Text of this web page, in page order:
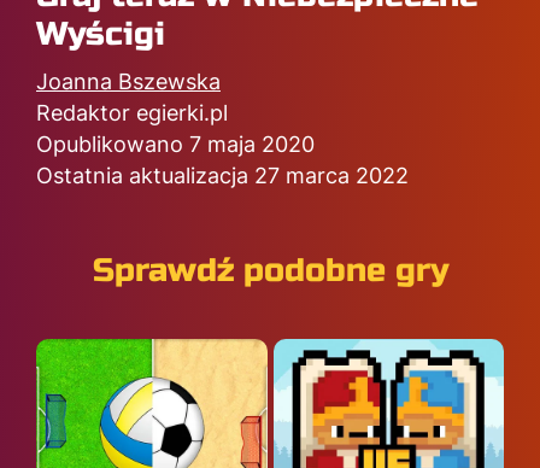
Wyścigi
Joanna Bszewska
Redaktor egierki.pl
Opublikowano 7 maja 2020
Ostatnia aktualizacja 27 marca 2022
Sprawdź podobne gry